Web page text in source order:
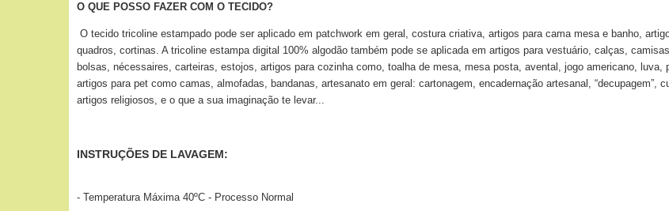
O QUE POSSO FAZER COM O TECIDO?
O tecido tricoline estampado pode ser aplicado em patchwork em geral, costura criativa, artigos para cama mesa e banho,
quadros, cortinas. A tricoline estampa digital 100% algodão também pode se aplicada em artigos para vestuário, calças,
bolsas, nécessaires, carteiras, estojos, artigos para cozinha como, toalha de mesa, mesa posta, avental, jogo americano,
artigos para pet como camas, almofadas, bandanas, artesanato em geral: cartonagem, encadernação artesanal,
artigos religiosos, e o que a sua imaginação te levar...
INSTRUÇÕES DE LAVAGEM:
- Temperatura Máxima 40ºC - Processo Normal